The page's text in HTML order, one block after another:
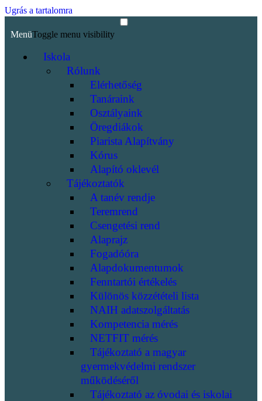
Ugrás a tartalomra
MenüToggle menu visibility
Iskola
Rólunk
Elérhetőség
Tanáraink
Osztályaink
Öregdiákok
Piarista Alapítvány
Kórus
Alapító oklevél
Tájékoztatók
A tanév rendje
Teremrend
Csengetési rend
Alaprajz
Fogadóóra
Alapdokumentumok
Fenntartói értékelés
Különös közzétételi lista
NAIH adatszolgáltatás
Kompetencia mérés
NETFIT mérés
Tájékoztató a magyar
gyermekvédelmi rendszer
működéséről
Tájékoztató az óvodai és iskolai